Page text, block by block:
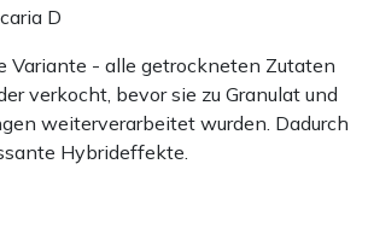
D
Variante - alle getrockneten Zutaten
verkocht, bevor sie zu Granulat und
weiterverarbeitet wurden. Dadurch
Hybrideffekte.